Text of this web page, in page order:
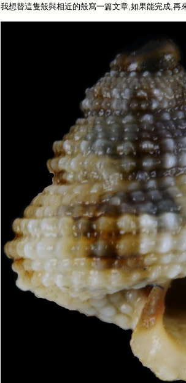
我想替這隻殼與相近的殼寫一篇文章,如果能完成,再